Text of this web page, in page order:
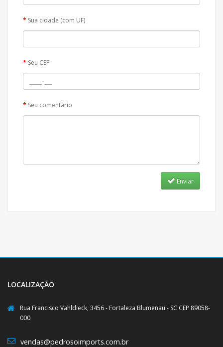
Sua cidade (com UF)
Seu CEP
Seu comentário
Enviar
LOCALIZAÇÃO
Rua Francisco Vahldieck, 3456 - Fortaleza Blumenau - SC CEP 89058-
000
vendas@pedrosoimports.com.br